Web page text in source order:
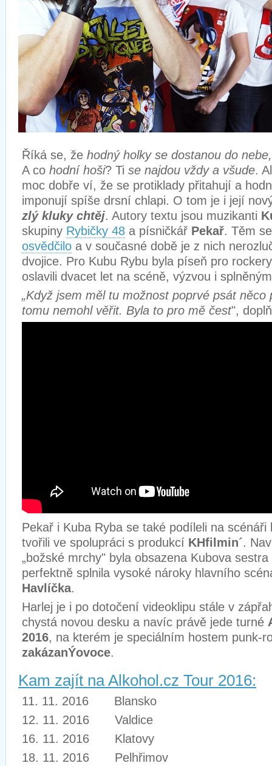
Říká se, že hodný holky se dostanou do
A co hodní hoši? Ti se najdou vždy a všude.
moc dobře ví, že se protiklady přitahují a
imponují spíše drsní chlapi. O tom je i její
zlý kluky chtěj. Autory textu jsou muzikanti
skupiny Rybičky 48 a písničkář Pekař. Těm
osvědčilo a v současné době je z nich
dvojice. Pro Kubu Rybu byla píseň pro
oslavili dvacet let na scéně, výzvou i
„Když jsem měl tu možnost poprvé psát něco
tomu nemohl věřit. Byla to pro mě čest",
Pekař i Kuba Ryba se také podíleli na scénáři
tvořili ve spolupráci s produkcí KHfilmin´.
„božské mrchy" byla obsazena Kubova sestra
perfektně splnila vysoké nároky hlavního
Havlíčka.
Harlej je i po dotočení videoklipu stále v
chystá novou desku a navíc právě jede turné
2016, na kterém je speciálním hostem punk-
zakázanÝovoce.
Kam zajít na Alkohol.cz Tour 2016:
11. 11. 2016 Blansko
12. 11. 2016 Valdice
16. 11. 2016 Klatovy
18. 11. 2016 Pelhřimov